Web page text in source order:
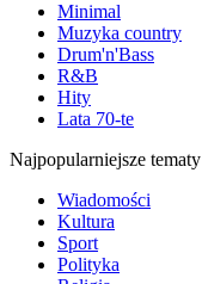
Minimal
Muzyka country
Drum'n'Bass
R&B
Hity
Lata 70-te
Najpopularniejsze tematy
Wiadomości
Kultura
Sport
Polityka